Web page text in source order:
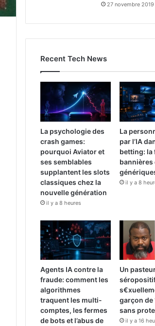
27 novembre 2019
Recent Tech News
La psychologie des
crash games:
pourquoi Aviator et
ses semblables
supplantent les slots
classiques chez la
nouvelle génération
il y a 8 heures
La
par l’IA
betting: la
bannières
il y a 8
Agents IA contre la
fraude: comment les
algorithmes
traquent les multi-
comptes, les fermes
de bots et l’abus de
Un
garçon de
sans
il y a 16